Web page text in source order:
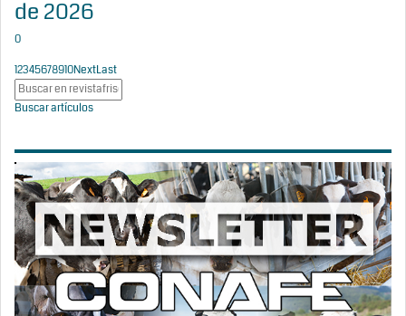
de 2026
0
12345678910NextLast
Buscar artículos